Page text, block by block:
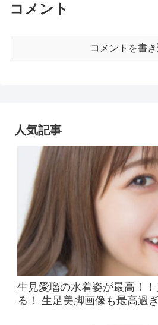
コメント
コメントを書
人気記事
生見愛瑠の水着姿が最高！
る！ 生足美脚画像も最高過